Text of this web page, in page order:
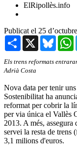
ElRipollès.info
Publicat el 25
Share X Bluesky
Els trens reformats
Adrià Costa
Nova data per tenir
Sostenibilitat ha
reformat per cobrir la
per via única el Vallès
2013. A més,
servei la resta de trens
3,1 milions d'euros.